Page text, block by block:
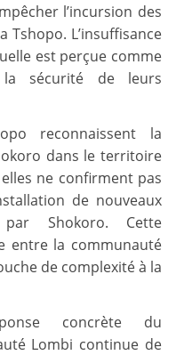
l’incursion des
Tshopo. L’insuffisance
est perçue comme
sécurité de leurs
reconnaissent la
dans le territoire
ne confirment pas
de nouveaux
Shokoro. Cette
entre la communauté
de complexité à la
concrète du
Lombi continue de